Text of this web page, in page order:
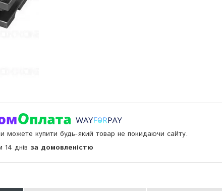
можете купити будь-який товар не покидаючи сайту.
14 днів за домовленістю